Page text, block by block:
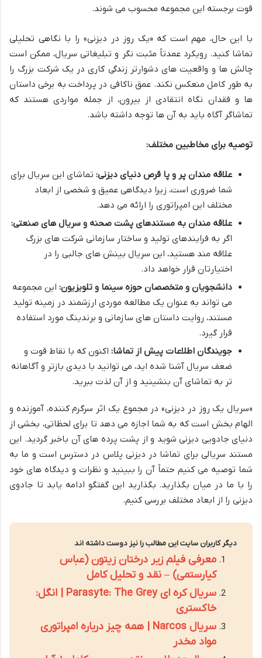
قوت برجسته این مجموعه محسوب می شوند.
با این حال، مهم است که «یک روز در دیزنی» را با نگاهی تحلیلی
تماشا کنید. رویکرد عمدتاً مثبت نگر و تبلیغاتی سریال، ممکن است
چالش ها و واقعیت های دشوارتر زندگی کاری در یک شرکت بزرگ را
به طور کامل منعکس نکند. عمق ناکافی در پرداخت به برخی داستان
ها و فقدان نگاه انتقادی از بیرون، از جمله مواردی هستند که
تماشاگر آگاه باید به آن ها توجه داشته باشد.
توصیه برای مخاطبین مختلف:
علاقه مندان پر و پا قرص دنیای دیزنی: تماشای این سریال برای
شما ضروری است، زیرا دیدگاهی عمیق و شخصی از ابعاد
مختلف این امپراتوری را ارائه می دهد.
علاقه مندان به مستندهای پشت صحنه و سریال های صنعتی:
اگر به فرایندهای تولید و ساختار سازمانی شرکت های بزرگ
علاقه مند هستید، این سریال بینش های جالبی را در
اختیارتان قرار خواهد داد.
دانشجویان و متخصصان حوزه سینما و تلویزیون: این مجموعه
می تواند به عنوان یک مطالعه موردی ارزشمند در زمینه تولید
مستند، روایت داستان های سازمانی و برندینگ مورد استفاده
قرار گیرد.
جویندگان اطلاعات پیش از تماشا: اکنون که با نقاط قوت و
ضعف سریال آشنا شده اید، می توانید با دیدی بازتر و آگاهانه
تر به تماشای آن بنشینید و از آن لذت ببرید.
«سریال یک روز در دیزنی» در مجموع یک اثر سرگرم کننده، آموزنده و
الهام بخش است که به شما اجازه می دهد تا برای لحظاتی، بخشی از
دنیای جادویی دیزنی شوید و از پشت پرده های آن باخبر گردید. این
مستند سریالی برای تماشا در دیزنی پلاس در دسترس است و ما به
شما توصیه می کنیم حتماً آن را ببینید و نظرات و دیدگاه های خود
را با ما در میان بگذارید. بگذارید این گفتگو ادامه یابد تا جادوی
دیزنی را از ابعاد مختلف بررسی کنیم.
دیگر کاربران سایت این مطالب را نیز دوست داشته اند
معرفی فیلم زیر درختان زیتون (عباس
کیارستمی) – نقد و تحلیل کامل
سریال کره ای Parasyte: The Grey | انگل:
خاکستری
سریال Narcos | همه چیز درباره امپراتوری
مواد مخدر